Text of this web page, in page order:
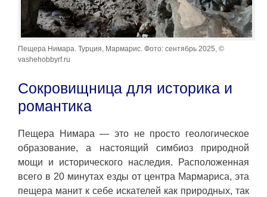
Пещера Нимара. Турция, Мармарис. Фото: сентябрь 2025, ©
vashehobbyrf.ru
Сокровищница для историка и
романтика
Пещера Нимара — это не просто геологическое
образование, а настоящий симбиоз природной
мощи и исторического наследия. Расположенная
всего в 20 минутах езды от центра Мармариса, эта
пещера манит к себе искателей как природных, так